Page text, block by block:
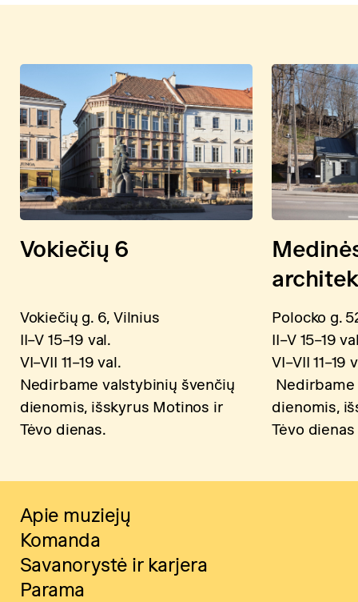
Vokiečių 6
Vokiečių g. 6, Vilnius
II–V 15–19 val.
VI–VII 11–19 val.
Nedirbame valstybinių švenčių
dienomis, išskyrus Motinos ir
Tėvo dienas.
Polocko g.
II–V 15–19
VI–VII 11–19
dienomis,
Tėvo dienas
Apie muziejų
Komanda
Savanorystė ir karjera
Parama